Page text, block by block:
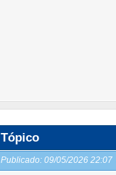
Tópico
Publicado: 09/05/2026 22:07